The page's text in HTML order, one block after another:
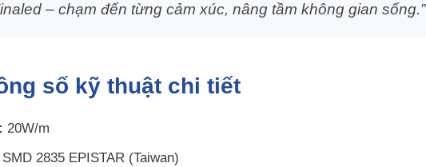
– chạm đến từng cảm xúc, nâng tầm không gian sống.”
số kỹ thuật chi tiết
20W/m
SMD 2835 EPISTAR (Taiwan)